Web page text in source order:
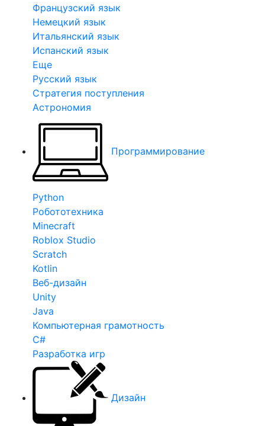
Французский язык
Немецкий язык
Итальянский язык
Испанский язык
Еще
Русский язык
Стратегия поступления
Астрономия
Программирование
Python
Робототехника
Minecraft
Roblox Studio
Scratch
Kotlin
Веб-дизайн
Unity
Java
Компьютерная грамотность
C#
Разработка игр
Дизайн